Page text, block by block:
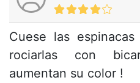
Cuese las
rociarlas con
aumentan su color !